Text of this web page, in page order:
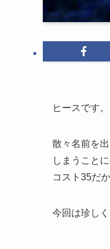
ヒースです。
散々名前を
しまうこと
コスト35だ
今回は珍し